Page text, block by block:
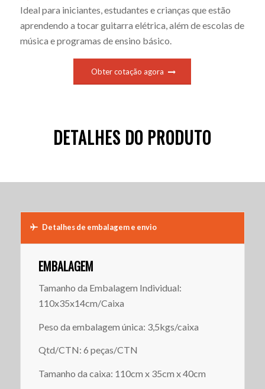
Ideal para iniciantes, estudantes e crianças que estão
aprendendo a tocar guitarra elétrica, além de escolas de
música e programas de ensino básico.
Obter cotação agora
DETALHES DO PRODUTO
Detalhes de embalagem e envio
EMBALAGEM
Tamanho da Embalagem Individual:
110x35x14cm/Caixa
Peso da embalagem única: 3,5kgs/caixa
Qtd/CTN: 6 peças/CTN
Tamanho da caixa: 110cm x 35cm x 40cm